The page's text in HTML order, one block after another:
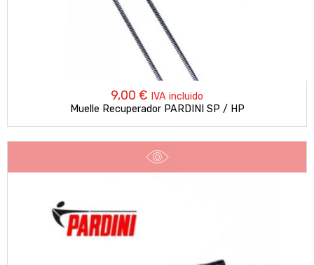
9,00 € IVA incluido
Muelle Recuperador PARDINI SP / HP